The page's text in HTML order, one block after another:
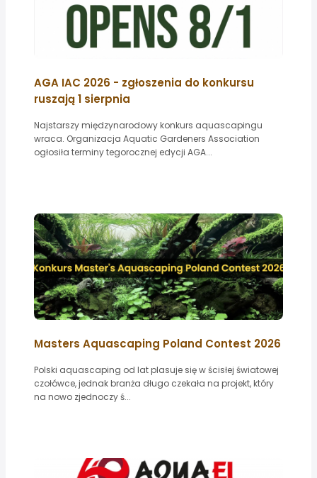
AGA IAC 2026 - zgłoszenia do konkursu
ruszają 1 sierpnia
Najstarszy międzynarodowy konkurs aquascapingu
wraca. Organizacja Aquatic Gardeners Association
ogłosiła terminy tegorocznej edycji AGA...
Masters Aquascaping Poland Contest 2026
Polski aquascaping od lat plasuje się w ścisłej światowej
czołówce, jednak branża długo czekała na projekt, który
na nowo zjednoczy ś...